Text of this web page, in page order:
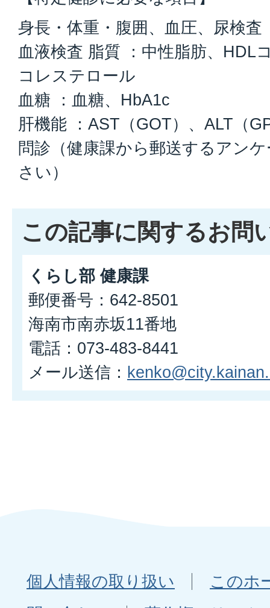
身長・体重・腹囲、血圧、尿検査
血液検査 脂質 ：中性脂肪、HDL
コレステロール
血糖 ：血糖、HbA1c
肝機能 ：AST（GOT）、ALT（
問診（健康課から郵送するアン
さい）
この記事に関するお問
くらし部 健康課
郵便番号：642-8501
海南市南赤坂11番地
電話：073-483-8441
メール送信：
個人情報の取り扱い
このホ